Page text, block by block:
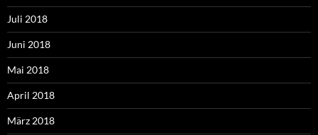
Juli 2018
Juni 2018
Mai 2018
April 2018
März 2018